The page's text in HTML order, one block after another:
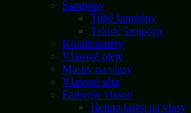
Šampóny
Tuhé šampóny
Tekuté šampóny
Kondicionéry
Vlasové oleje
Masky na vlasy
Vlasové séra
Farbenie vlasov
Henna farby na vlasy